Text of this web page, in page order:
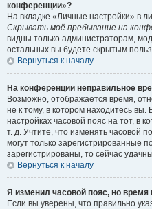
конференции»?
На вкладке «Личные настройки» в
Скрывать моё пребывание на
видны только администраторам,
остальных вы будете скрытым
Вернуться к началу
На конференции неправильное
Возможно, отображается время,
не к тому, в котором находитесь
настройках часовой пояс на тот, в
т. д. Учтите, что изменять часовой
могут только зарегистрированные
зарегистрированы, то сейчас
Вернуться к началу
Я изменил часовой пояс, но время
Если вы уверены, что правильно